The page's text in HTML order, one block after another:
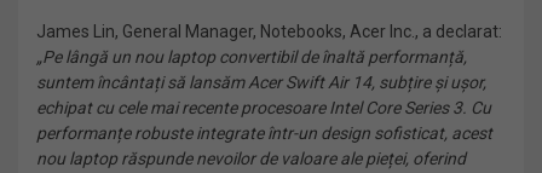
James Lin, General Manager, Notebooks, Acer Inc., a declarat:
„Pe lângă un nou laptop convertibil de înaltă performanță,
suntem încântați să lansăm Acer Swift Air 14, subțire și ușor,
echipat cu cele mai recente procesoare Intel Core Series 3. Cu
performanțe robuste integrate într-un design sofisticat, acest
nou laptop răspunde nevoilor de valoare ale pieței, oferind